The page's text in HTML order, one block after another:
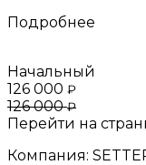
Подробнее
Начальный
126 000 ₽
126 000₽
Перейти на
Компания: